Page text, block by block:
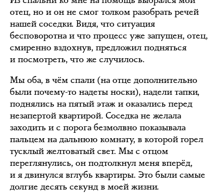
отец, но и он не смог толком разобрать речей
нашей соседки. Видя, что ситуация
бесповоротна и что процесс уже запущен, отец,
смиренно вздохнув, предложил подняться
и посмотреть, что же случилось.
Мы оба, в чём спали (на отце дополнительно
были почему-то надеты носки), надели тапки,
поднялись на пятый этаж и оказались перед
незапертой квартирой. Соседка не желала
заходить и с порога безмолвно показывала
пальцем на дальнюю комнату, в которой горел
тусклый желтоватый свет. Мы с отцом
переглянулись, он подтолкнул меня вперёд,
и я двинулся вглубь квартиры. Это были самые
долгие десять секунд в моей жизни.